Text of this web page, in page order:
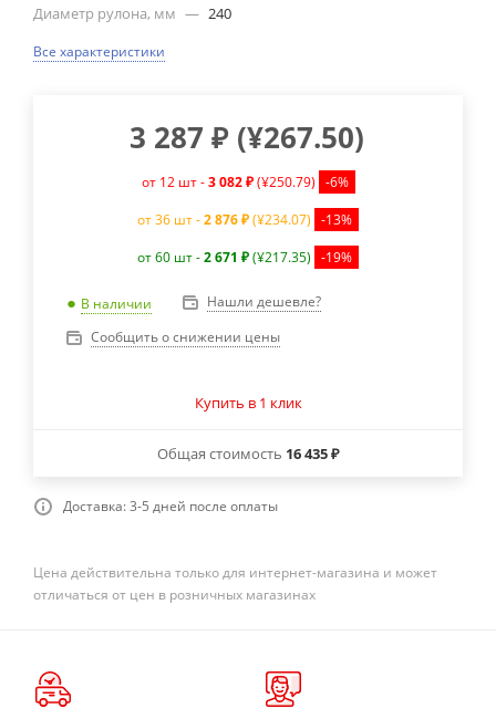
Диаметр рулона, мм — 240
Все характеристики
3 287 ₽ (¥267.50)
от 12 шт -3 082 ₽ (¥250.79) -6%
от 36 шт -2 876 ₽(¥234.07) -13%
от 60 шт -2 671 ₽(¥217.35) -19%
В наличии
Нашли дешевле?
Сообщить о снижении цены
Купить в 1 клик
Общая стоимость 16 435 ₽
Доставка: 3-5 дней после оплаты
Цена действительна только для интернет-магазина и может
отличаться от цен в розничных магазинах